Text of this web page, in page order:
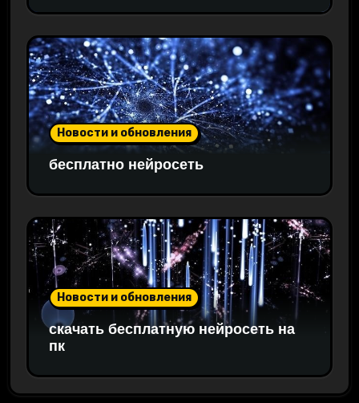
Новости и обновления
бесплатно нейросеть
Новости и обновления
скачать бесплатную нейросеть на
пк